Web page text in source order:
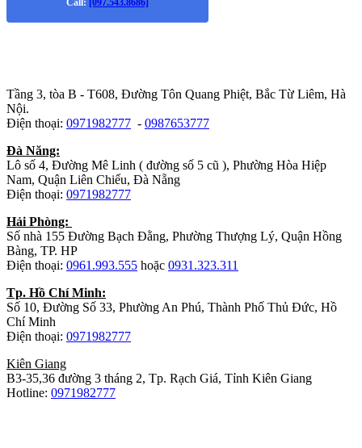
Tầng 3, tòa B - T608, Đường Tôn Quang Phiệt, Bắc Từ Liêm, Hà
Nội.
Điện thoại: 0971982777 - 0987653777
Đà Năng:
Lô số 4, Đường Mê Linh ( đường số 5 cũ ), Phường Hòa Hiệp
Nam, Quận Liên Chiểu, Đà Nẵng
Điện thoại: 0971982777
Hải Phòng:
Số nhà 155 Đường Bạch Đằng, Phường Thượng Lý, Quận Hồng
Bàng, TP. HP
Điện thoại: 0961.993.555 hoặc 0931.323.311
Tp. Hồ Chí Minh:
Số 10, Đường Số 33, Phường An Phú, Thành Phố Thủ Đức, Hồ
Chí Minh
Điện thoại: 0971982777
Kiên Giang
B3-35,36 đường 3 tháng 2, Tp. Rạch Giá, Tỉnh Kiên Giang
Hotline: 0971982777